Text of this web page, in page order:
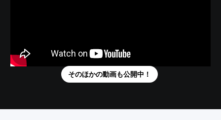
そのほかの動画も公開中！